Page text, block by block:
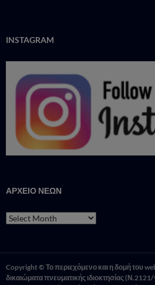
INSTAGRAM
ΑΡΧΕΙΟ ΝΕΩΝ
ΑΡΧΕΙΟ
ΝΕΩΝ
Copyright © Το περιεχόμενο και η δομή του
δικαιώματα πνευματικής ιδιοκτησίας